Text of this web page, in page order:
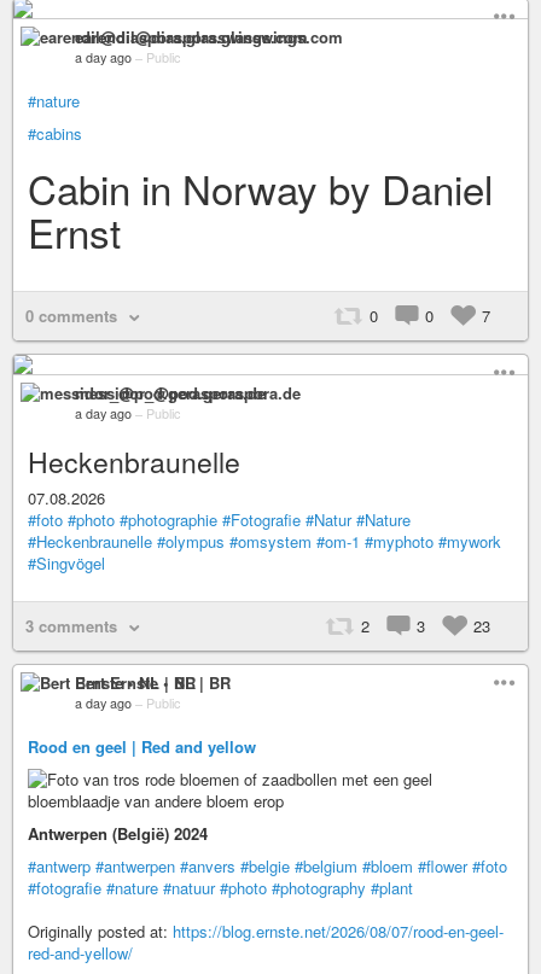
earendil@diaspora.glasswings.com
a day ago – Public
#nature
#cabins
Cabin in Norway by Daniel
Ernst
0 comments 0 0 7
messidor_@pod.geraspora.de
a day ago – Public
Heckenbraunelle
07.08.2026
#foto #photo #photographie #Fotografie #Natur #Nature
#Heckenbraunelle #olympus #omsystem #om-1 #myphoto #mywork
#Singvögel
3 comments 2 3 23
Bert Ernste • NL | BR
a day ago – Public
Rood en geel | Red and yellow
Antwerpen (België) 2024
#antwerp #antwerpen #anvers #belgie #belgium #bloem #flower #foto
#fotografie #nature #natuur #photo #photography #plant
Originally posted at: https://blog.ernste.net/2026/08/07/rood-en-geel-
red-and-yellow/